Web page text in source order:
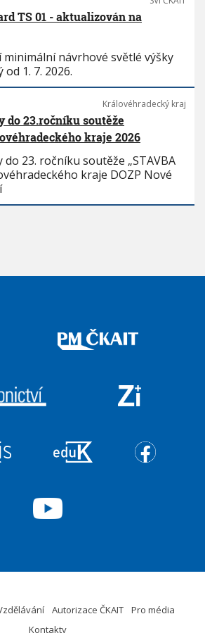
TS 01 - aktualizován na
minimální návrhové světlé výšky
1. 7. 2026.
Královéhradecký kraj
do 23.ročníku soutěže
kraje 2026
23. ročníku soutěže „STAVBA
kraje DOZP Nové
Autorizace ČKAIT
Pro média
Kontakty